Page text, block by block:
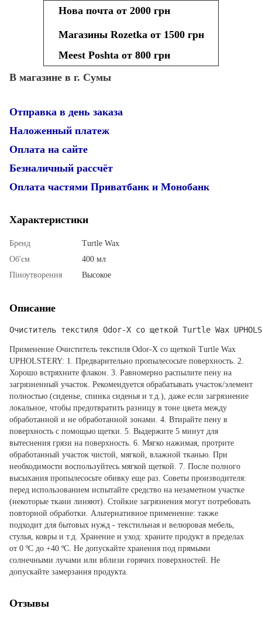
Нова почта от 2000 грн
Магазины Rozetka от 1500 грн
Meest Poshta от 800 грн
В магазине в г. Сумы
Отправка в день заказа
Наложенный платеж
Оплата на сайте
Безналичный рассчёт
Оплата частями Приватбанк и Монобанк
Характеристики
Бренд
Turtle Wax
Об'єм
400 мл
Піноутворення
Высокое
Описание
Очиститель текстиля Odor-X со щеткой Turtle Wax
Применение Очиститель текстиля Odor-X со щеткой Turtle Wax
UPHOLSTERY: 1. Предварительно пропылесосьте поверхность. 2.
Хорошо встряхните флакон. 3. Равномерно распылите пену на
загрязненный участок. Рекомендуется обрабатывать участок/элемент
полностью (сиденье, спинка сиденья и т.д.), даже если загрязнение
локальное, чтобы предотвратить разницу в тоне цвета между
обработанной и не обработанной зонами. 4. Втирайте пену в
поверхность с помощью щетки. 5. Выдержите 5 минут для
вытеснения грязи на поверхность. 6. Мягко нажимая, протрите
обработанный участок чистой, мягкой, влажной тканью. При
необходимости воспользуйтесь мягкой щеткой. 7. После полного
высыхания пропылесосьте обивку еще раз. Советы производителя:
перед использованием испытайте средство на незаметном участке
(некоторые ткани линяют). Стойкие загрязнения могут потребовать
повторной обработки. Альтернативное применение: также
подходит для бытовых нужд - текстильная и велюровая мебель,
стулья, ковры и т.д. Хранение и уход: храните продукт в пределах
от 0 ºC до +40 ºC. Не допускайте хранения под прямыми
солнечными лучами или вблизи горячих поверхностей. Не
допускайте замерзания продукта.
Отзывы